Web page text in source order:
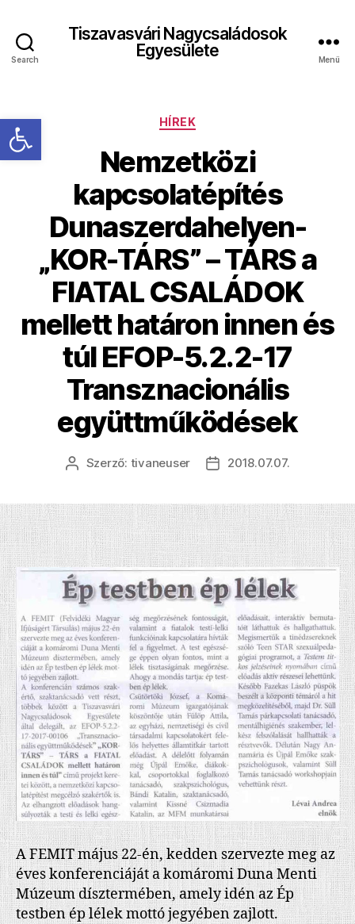
Eszköztár megnyitása
Search
Tiszavasvári Nagycsaládosok
Egyesülete
Menü
Kategóriák
HÍREK
Nemzetközi
kapcsolatépítés
Dunaszerdahelyen-
„KOR-TÁRS” – TÁRS a
FIATAL CSALÁDOK
mellett határon innen és
túl EFOP-5.2.2-17
Transznacionális
együttműködések
Bejegyzés
Szerző: tivaneuser
Bejegyzés
2018.07.07.
A FEMIT május 22-én, kedden szervezte meg az
éves konferenciáját a komáromi Duna Menti
Múzeum dísztermében, amely idén az Ép
testben ép lélek mottó jegyében zajlott.